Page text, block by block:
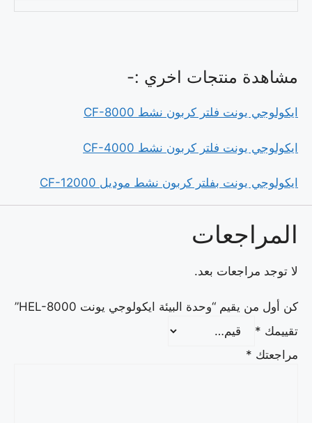
مشاهدة منتجات اخري :-
ايكولوجي يونت فلتر كربون نشط CF-8000
ايكولوجي يونت فلتر كربون نشط CF-4000
ايكولوجي يونت بفلتر كربون نشط موديل CF-12000
المراجعات
لا توجد مراجعات بعد.
كن أول من يقيم “وحدة البيئة ايكولوجي يونت HEL-8000”
تقييمك *
مراجعتك *